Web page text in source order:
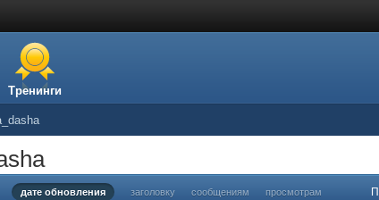
Тренинги
дате обновления заголовку сообщениям просмотрам